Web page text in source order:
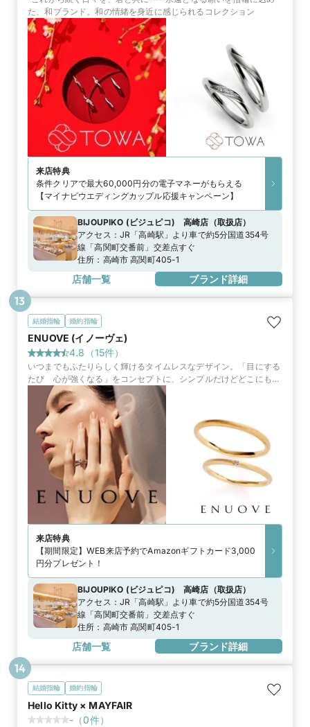
た、和ブランド。和の情緒を身近に感じられるコレクション
来店特典
条件クリアで最大60,000円分の電子マネーがもらえる
【マイナビウエディングカップル応援キャンペーン】
BIJOUPIKO (ビジュピコ) 高崎店 （取扱店）
アクセス： JR「高崎駅」より車で約5分国道354号
線「高関町交番前」交差点すぐ
住所： 高崎市 高関町405-1
店舗一覧 ブランド詳細
結婚指輪 婚約指輪
ENUOVE (イノーヴェ)
4.8 （15件）
いつまでもふたりらしく輝けるタイムレスなデザイン。「目にする
たび 心が強くなる」をコンセプトに、シンプルだけどどこにもな
い、身につけてこそ輝くブライダルリングをコレクション。
来店特典
【期間限定】WEB来店予約でAmazonギフトカード3,000
円分プレゼント！
BIJOUPIKO (ビジュピコ) 高崎店 （取扱店）
アクセス： JR「高崎駅」より車で約5分国道354号
線「高関町交番前」交差点すぐ
住所： 高崎市 高関町405-1
店舗一覧 ブランド詳細
13
結婚指輪 婚約指輪
Hello Kitty × MAYFAIR
- （0件）
14